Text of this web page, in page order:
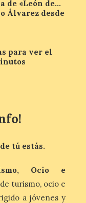
y
de «León de…
Álvarez desde
para ver el
tú estás.
Ocio e
turismo, ocio e
a jóvenes y